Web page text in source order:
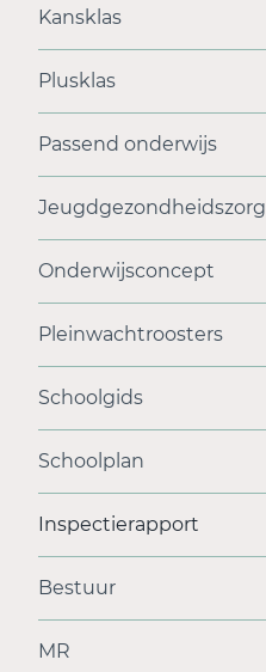
Kansklas
Plusklas
Passend onderwijs
Jeugdgezondheidszorg
Onderwijsconcept
Pleinwachtroosters
Schoolgids
Schoolplan
Inspectierapport
Bestuur
MR